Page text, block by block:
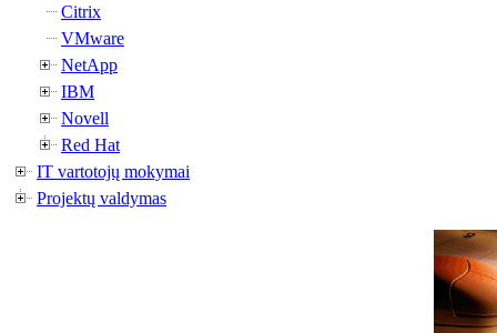
Citrix
VMware
NetApp
IBM
Novell
Red Hat
IT vartotojų mokymai
Projektų valdymas